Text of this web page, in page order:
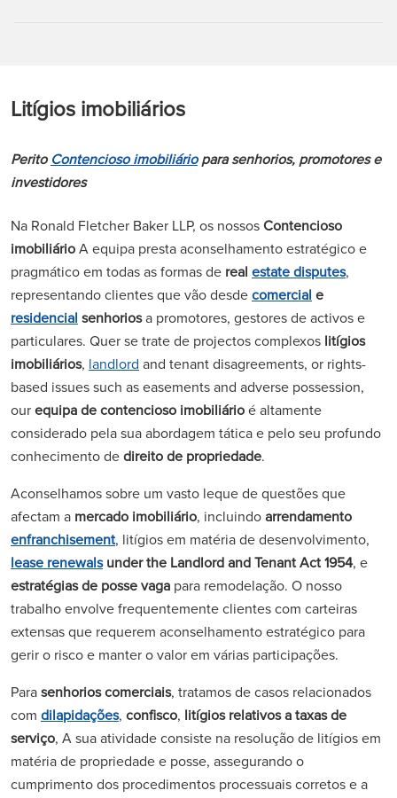
Litígios imobiliários
Perito Contencioso imobiliáriopara senhorios, promotores e
investidores
Na Ronald Fletcher Baker LLP, os nossosContencioso
imobiliárioA equipa presta aconselhamento estratégico e
pragmático em todas as formas de real estate disputes,
representando clientes que vão desdecomercial e
residencial senhoriosa promotores, gestores de activos e
particulares. Quer se trate de projectos complexos litígios
imobiliários, landlord and tenant disagreements, or rights-
based issues such as easements and adverse possession,
ourequipa de contencioso imobiliárioé altamente
considerado pela sua abordagem tática e pelo seu profundo
conhecimento dedireito de propriedade.
Aconselhamos sobre um vasto leque de questões que
afectam a mercado imobiliário, incluindoarrendamento
enfranchisement, litígios em matéria de desenvolvimento,
lease renewalsunder the Landlord and Tenant Act 1954, e
estratégias de posse vaga para remodelação. O nosso
trabalho envolve frequentemente clientes com carteiras
extensas que requerem aconselhamento estratégico para
gerir o risco e manter o valor em várias participações.
Parasenhorios comerciais, tratamos de casos relacionados
com dilapidações, confisco, litígios relativos a taxas de
serviço, A sua atividade consiste na resolução de litígios em
matéria de propriedade e posse, assegurando o
cumprimento dos procedimentos processuais corretos e a